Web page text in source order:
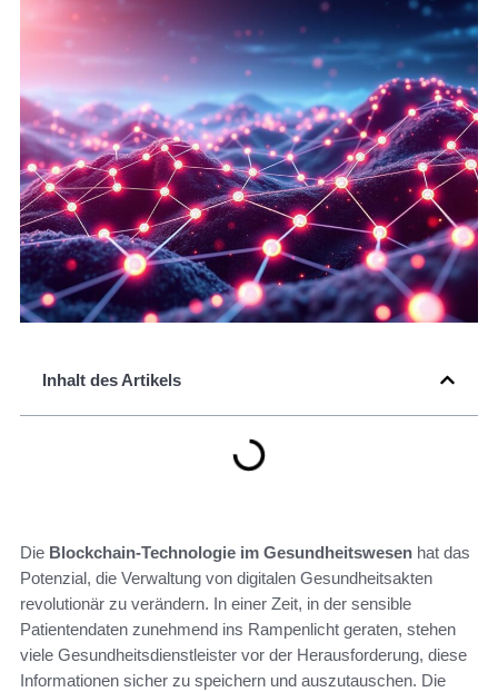
Inhalt des Artikels
Die Blockchain-Technologie im Gesundheitswesen hat das
Potenzial, die Verwaltung von digitalen Gesundheitsakten
revolutionär zu verändern. In einer Zeit, in der sensible
Patientendaten zunehmend ins Rampenlicht geraten, stehen
viele Gesundheitsdienstleister vor der Herausforderung, diese
Informationen sicher zu speichern und auszutauschen. Die